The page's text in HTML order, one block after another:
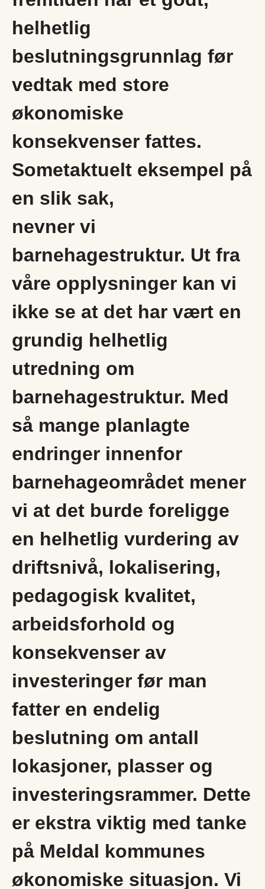
helhetlig
beslutningsgrunnlag før
vedtak med store
økonomiske
konsekvenser fattes.
Sometaktuelt eksempel på
en slik sak,
nevner vi
barnehagestruktur. Ut fra
våre opplysninger kan vi
ikke se at det har vært en
grundig helhetlig
utredning om
barnehagestruktur. Med
så mange planlagte
endringer innenfor
barnehageområdet mener
vi at det burde foreligge
en helhetlig vurdering av
driftsnivå, lokalisering,
pedagogisk kvalitet,
arbeidsforhold og
konsekvenser av
investeringer før man
fatter en endelig
beslutning om antall
lokasjoner, plasser og
investeringsrammer. Dette
er ekstra viktig med tanke
på Meldal kommunes
økonomiske situasjon. Vi